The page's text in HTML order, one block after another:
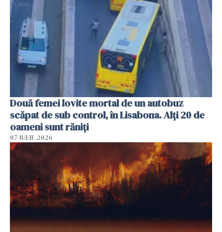
Două femei lovite mortal de un autobuz
scăpat de sub control, în Lisabona. Alți 20 de
oameni sunt răniți
07 IULIE 2026